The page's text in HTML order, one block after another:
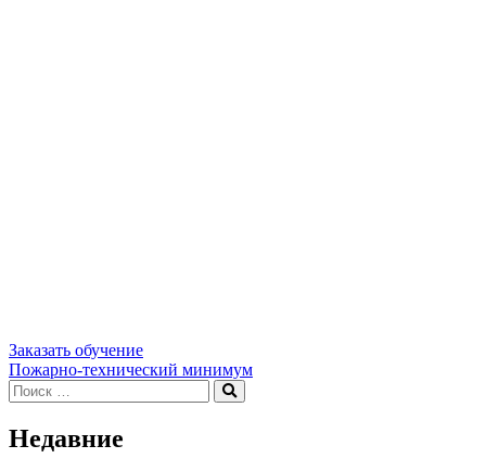
Заказать обучение
Навигация
по
записям
Пожарно-технический минимум
Искать:
Поиск
Недавние